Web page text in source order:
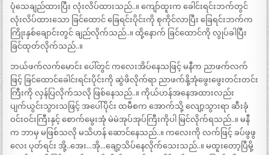
ပုံသေချည်ထားပြီး လုံးလိပ်ထားသည်..။ ကျော်ထူးက ခေါင်းရင်းဘက်တွင်
လုံးလိပ်ထားသော ခြင်ထောင် ခြေရင်းပိုင်းကို စုကိုင်လာပြီး ခြေရင်းဘက်က
ကြိုးနှစ်ချောင်းတွင် ချည်လိုက်သည်..။ ထို့နောက် ခြင်ထောင်ကို လွုပ်ခါပြီး
ခြင်ထုတ်လိုက်သည်..။
ဘယ်ဖက်လက်မောင်း ပေါ်တွင် ကလေးအိပ်နေသဖြင့် မနီက ညာဖက်လက်
ဖြင့် ခြင်ထောင်ခေါင်းရင်းပိုင်းကို ဆွဲဖိလိုက်ရာ ညာဖက်နို့အုံဖွေးဖွေးတင်းတင်း
ကြီးကို လှန်ပြလိုက်သလို ဖြစ်နေသည်..။ ကိုယ်ဟန်အနေအထားလည်း
ပျက်ယွင်းသွားသဖြင့် အပေါ်ပိုင်း ထမီစက အောက်သို့ လျော့သွားရာ ဆီးခုံ
ဝင်းဝင်းကြီးနှင့် စောက်မွေးအုံ မဲမဲအုပ်အုပ်ကြီးကိုပါ မြင်လိုက်ရသည်..။ မနီ
က ဘာမှ မဖြစ်သလို မသိဟန် ဆောင်နေသည်..။ ကလေးကို လက်ဖြင့် ခပ်ဖွဖွ
လေး ပုတ်ရင်း အို့..အေး…အို…ချော့သိပ်နေလိုက်သေးသည်..။ မထူးတော့ပြီမို့